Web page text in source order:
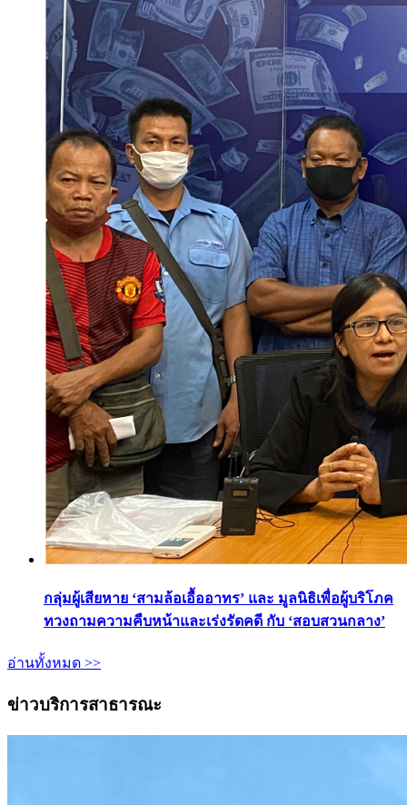
กลุ่มผู้เสียหาย ‘สามล้อเอื้ออาทร’ และ มูลนิธิเพื่อผู้บริโภค
ทวงถามความคืบหน้าและเร่งรัดคดี กับ ‘สอบสวนกลาง’
อ่านทั้งหมด >>
ข่าวบริการสาธารณะ